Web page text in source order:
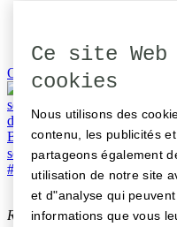
Open post by baseltor with ID
Restaurant Hotel Baseltor
Ce site
cookies
Nous utilisons des
contenu, les publicités
partageons également
utilisation de notre site
et d"analyse qui
informations que vous